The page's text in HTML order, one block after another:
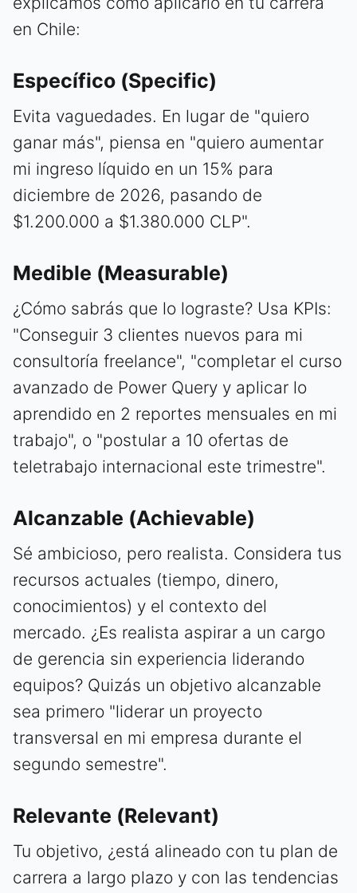
en Chile:
Específico (Specific)
Evita vaguedades. En lugar de "quiero
ganar más", piensa en "quiero aumentar
mi ingreso líquido en un 15% para
diciembre de 2026, pasando de
$1.200.000 a $1.380.000 CLP".
Medible (Measurable)
¿Cómo sabrás que lo lograste? Usa KPIs:
"Conseguir 3 clientes nuevos para mi
consultoría freelance", "completar el curso
avanzado de Power Query y aplicar lo
aprendido en 2 reportes mensuales en mi
trabajo", o "postular a 10 ofertas de
teletrabajo internacional este trimestre".
Alcanzable (Achievable)
Sé ambicioso, pero realista. Considera tus
recursos actuales (tiempo, dinero,
conocimientos) y el contexto del
mercado. ¿Es realista aspirar a un cargo
de gerencia sin experiencia liderando
equipos? Quizás un objetivo alcanzable
sea primero "liderar un proyecto
transversal en mi empresa durante el
segundo semestre".
Relevante (Relevant)
Tu objetivo, ¿está alineado con tu plan de
carrera a largo plazo y con las tendencias